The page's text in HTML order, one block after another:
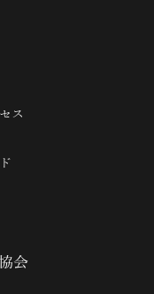
ス
会